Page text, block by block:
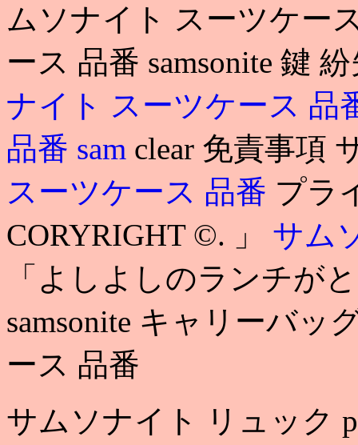
ムソナイト スーツケー
ース 品番 samsonite 鍵
ナイト スーツケース 品
品番 sam clear 免責事項
スーツケース 品番 プラ
CORYRIGHT ©. 」 サム
「よしよしのランチが
samsonite キャリーバッ
ース 品番
サムソナイト リュック